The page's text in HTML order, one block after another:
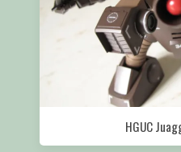
HGUC